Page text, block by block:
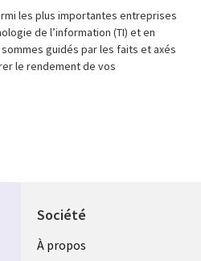
les plus importantes entreprises
de l’information (TI) et en
guidés par les faits et axés
le rendement de vos
Société
À propos